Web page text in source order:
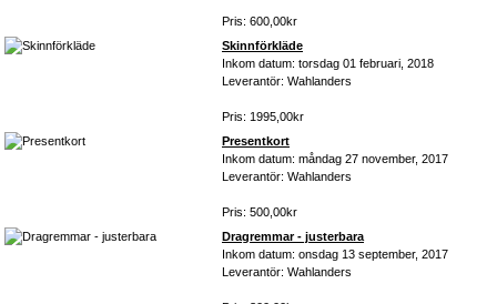
Pris: 600,00kr
Skinnförkläde
Inkom datum: torsdag 01 februari, 2018
Leverantör: Wahlanders
Pris: 1995,00kr
Presentkort
Inkom datum: måndag 27 november, 2017
Leverantör: Wahlanders
Pris: 500,00kr
Dragremmar - justerbara
Inkom datum: onsdag 13 september, 2017
Leverantör: Wahlanders